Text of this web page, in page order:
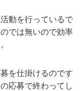
動を行っているで
では無いので効率
を仕掛けるのです
応募で終わってし